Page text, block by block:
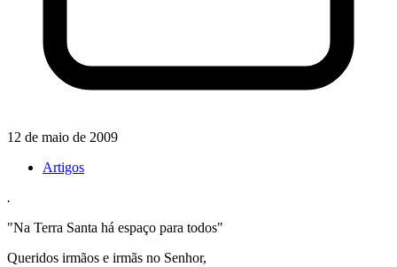
12 de maio de 2009
Artigos
.
"Na Terra Santa há espaço para todos"
Queridos irmãos e irmãs no Senhor,